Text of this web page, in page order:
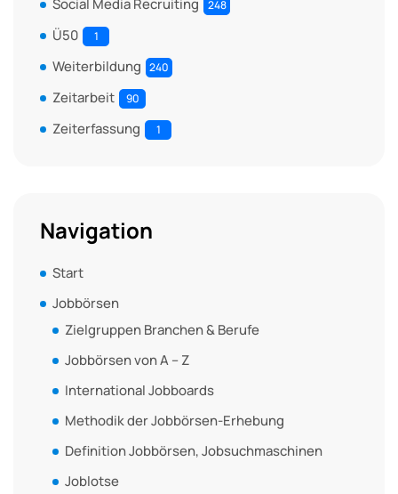
248
Ü50 1
Weiterbildung 240
Zeitarbeit 90
Zeiterfassung 1
Navigation
Start
Jobbörsen
Zielgruppen Branchen & Berufe
Jobbörsen von A – Z
International Jobboards
Methodik der Jobbörsen-Erhebung
Definition Jobbörsen, Jobsuchmaschinen
Joblotse